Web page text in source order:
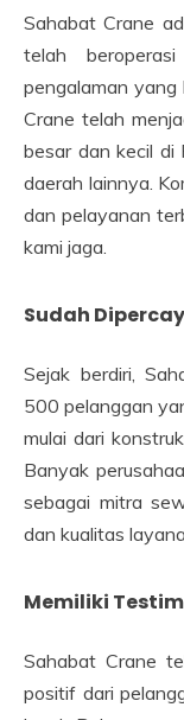
Sahabat Crane
telah
pengalaman
Crane telah
besar dan kecil di
daerah lainnya.
dan pelayanan
kami jaga.
Sudah
Sejak berdiri,
500 pelanggan
mulai dari
Banyak
sebagai mitra
dan kualitas
Memiliki
Sahabat Crane
positif dari